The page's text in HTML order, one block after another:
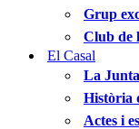
Grup
Club de
El Casal
La Junta
Història
Actes i